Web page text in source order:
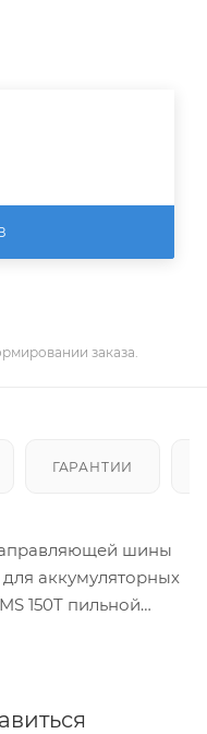
заказа.
ГАРАНТИИ
шины
аккумуляторных
150T пильной
этого исполнения